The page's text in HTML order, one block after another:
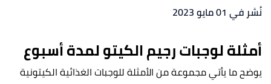
نُشر في 01 مايو 2023
أمثلة لوجبات رجيم الكيتو لمدة أسبوع
يوضح ما يأتي مجموعة من الأمثلة للوجبات الغذائية الكيتونية